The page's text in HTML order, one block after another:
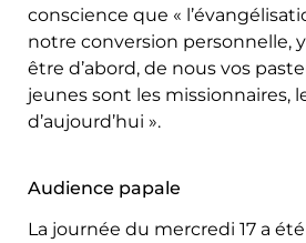
conscience que «
notre conversion personnelle,
être d’abord, de nous vos
jeunes sont les missionnaires,
d’aujourd’hui ».
Audience papale
La journée du mercredi 17 a